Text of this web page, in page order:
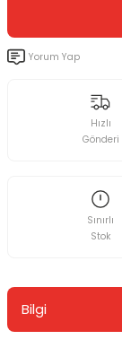
Yorum Yap
Hızlı
Gönderi
Sınırlı
Stok
Bilgi